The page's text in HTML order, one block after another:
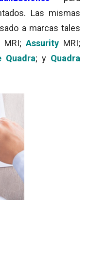
Las mismas
a marcas tales
MRI;Assurity MRI;
Quadra; y Quadra